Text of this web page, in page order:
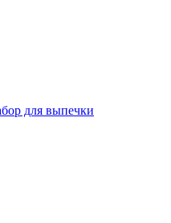
для выпечки